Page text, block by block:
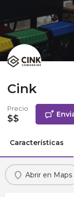
Cink
Precio
$$
Características
Abrir en Maps